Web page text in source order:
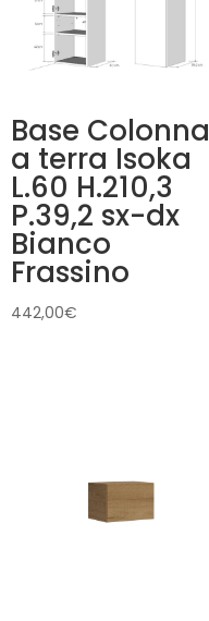
Base Colonna
a terra Isoka
L.60 H.210,3
P.39,2 sx-dx
Bianco
Frassino
442,00€